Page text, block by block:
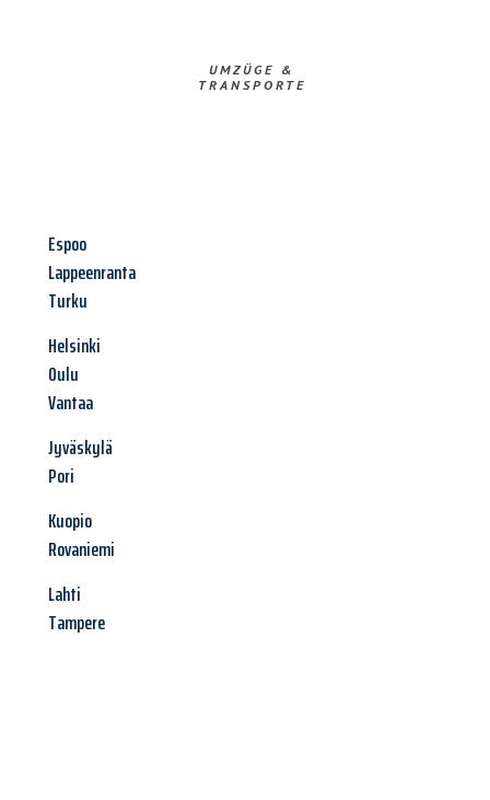
UMZÜGE &
TRANSPORTE
Espoo
Lappeenranta
Turku
Helsinki
Oulu
Vantaa
Jyväskylä
Pori
Kuopio
Rovaniemi
Lahti
Tampere